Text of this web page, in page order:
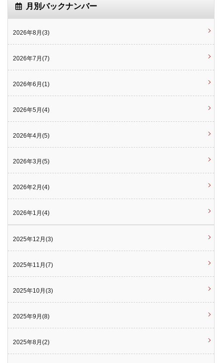
月別バックナンバー
2026年8月(3)
2026年7月(7)
2026年6月(1)
2026年5月(4)
2026年4月(5)
2026年3月(5)
2026年2月(4)
2026年1月(4)
2025年12月(3)
2025年11月(7)
2025年10月(3)
2025年9月(8)
2025年8月(2)